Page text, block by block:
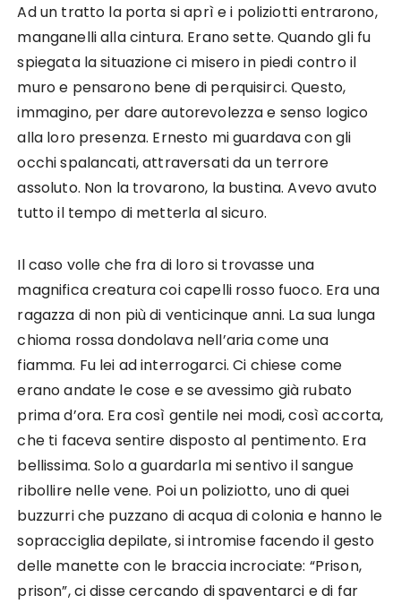
Ad un tratto la porta si aprì e i poliziotti entrarono,
manganelli alla cintura. Erano sette. Quando gli fu
spiegata la situazione ci misero in piedi contro il
muro e pensarono bene di perquisirci. Questo,
immagino, per dare autorevolezza e senso logico
alla loro presenza. Ernesto mi guardava con gli
occhi spalancati, attraversati da un terrore
assoluto. Non la trovarono, la bustina. Avevo avuto
tutto il tempo di metterla al sicuro.
Il caso volle che fra di loro si trovasse una
magnifica creatura coi capelli rosso fuoco. Era una
ragazza di non più di venticinque anni. La sua lunga
chioma rossa dondolava nell’aria come una
fiamma. Fu lei ad interrogarci. Ci chiese come
erano andate le cose e se avessimo già rubato
prima d’ora. Era così gentile nei modi, così accorta,
che ti faceva sentire disposto al pentimento. Era
bellissima. Solo a guardarla mi sentivo il sangue
ribollire nelle vene. Poi un poliziotto, uno di quei
buzzurri che puzzano di acqua di colonia e hanno le
sopracciglia depilate, si intromise facendo il gesto
delle manette con le braccia incrociate: “Prison,
prison”, ci disse cercando di spaventarci e di far